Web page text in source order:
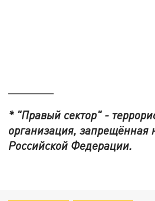
* "Правый сектор" -
организация, запрещённая
Российской Федерации.